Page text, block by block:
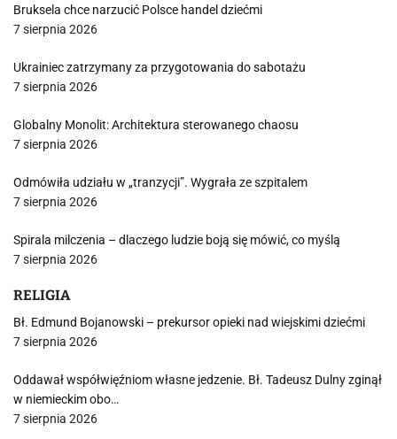
Bruksela chce narzucić Polsce handel dziećmi
7 sierpnia 2026
Ukrainiec zatrzymany za przygotowania do sabotażu
7 sierpnia 2026
Globalny Monolit: Architektura sterowanego chaosu
7 sierpnia 2026
Odmówiła udziału w „tranzycji”. Wygrała ze szpitalem
7 sierpnia 2026
Spirala milczenia – dlaczego ludzie boją się mówić, co myślą
7 sierpnia 2026
RELIGIA
Bł. Edmund Bojanowski – prekursor opieki nad wiejskimi dziećmi
7 sierpnia 2026
Oddawał współwięźniom własne jedzenie. Bł. Tadeusz Dulny zginął
w niemieckim obo…
7 sierpnia 2026